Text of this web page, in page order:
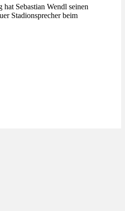
Sebastian Wendl seinen
Stadionsprecher beim